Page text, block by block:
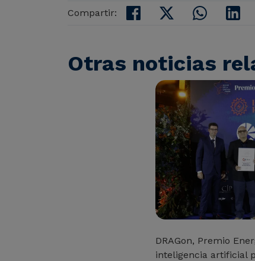
Compartir:
Otras noticias
DRAGon, Premio
inteligencia artificial